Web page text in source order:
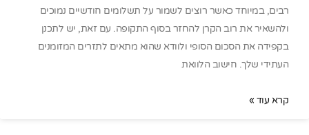
רבים, במיוחד כאשר רוצים לשמור על תשלומים חודשיים נמוכים
ולהשאיר את רוב הקרן להחזר בסוף התקופה. עם זאת, יש לתכנן
בקפידה את הסכום הסופי ולוודא שהוא מתאים לתזרים המזומנים
העתידי שלך. חישוב הלוואת
קרא עוד »